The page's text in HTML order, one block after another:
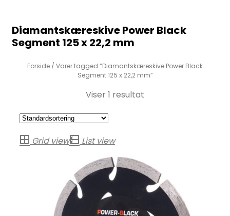
Diamantskæreskive Power Black
Segment 125 x 22,2 mm
Forside / Varer tagged “Diamantskæreskive Power Black
Segment 125 x 22,2 mm”
Viser 1 resultat
Grid view List view